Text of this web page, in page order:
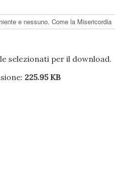
selezionati per il download.
225.95 KB